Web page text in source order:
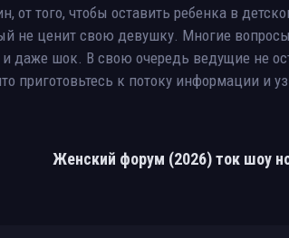
от того, чтобы оставить ребенка в
не ценит свою девушку. Многие вопросы
даже шок. В свою очередь ведущие не
приготовьтесь к потоку информации и
Женский форум (2026) ток шоу